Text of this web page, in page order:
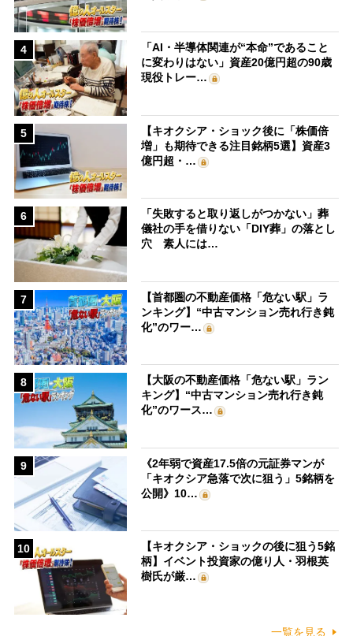
4
「AI・半導体関連が“本命”であること
に変わりはない」資産20億円超の90歳
現役トレー…
5
【キオクシア・ショック後に「株価倍
増」も期待できる注目銘柄5選】資産3
億円超・…
6
「失敗すると取り返しがつかない」葬
儀社の手を借りない「DIY葬」の落とし
穴 素人には…
7
【首都圏の不動産価格「危ない駅」ラ
ンキング】“中古マンション売れ行き鈍
化”のワー…
8
【大阪の不動産価格「危ない駅」ラン
キング】“中古マンション売れ行き鈍
化”のワース…
9
《2年弱で資産17.5倍の元証券マンが
「キオクシア急落で次に狙う」5銘柄を
公開》10…
10
【キオクシア・ショックの後に狙う5銘
柄】イベント投資家の億り人・羽根英
樹氏が厳…
一覧を見る